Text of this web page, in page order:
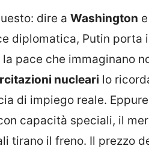
dire a Washington
diplomatica, Putin porta
la pace che immaginano
nucleari lo
di impiego reale.
capacità speciali, il
tirano il freno. Il prezzo